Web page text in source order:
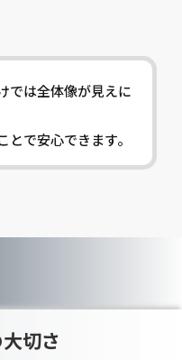
では全体像が見えに
とで安心できます。
切さ